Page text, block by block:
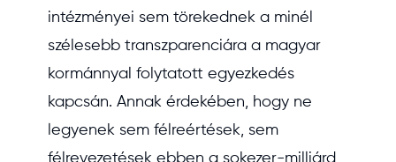
intézményei sem törekednek a minél
szélesebb transzparenciára a magyar
kormánnyal folytatott egyezkedés
kapcsán. Annak érdekében, hogy ne
legyenek sem félreértések, sem
félrevezetések ebben a sokezer-milliárd